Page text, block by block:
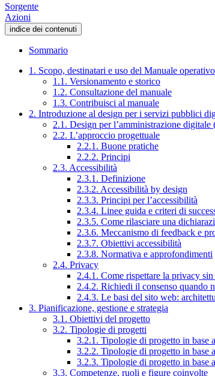
Sorgente
Azioni
indice dei contenuti
Sommario
1. Scopo, destinatari e uso del Manuale
1.1. Versionamento e storico
1.2. Consultazione del manuale
1.3. Contribuisci al manuale
2. Introduzione al design per i servizi pubblici
2.1. Design per l’amministrazione digitale
2.2. L’approccio progettuale
2.2.1. Buone pratiche
2.2.2. Principi
2.3. Accessibilità
2.3.1. Definizione
2.3.2. Accessibilità by design
2.3.3. Principi per l’accessibilità
2.3.4. Linee guida e criteri di
2.3.5. Come rilasciare una
2.3.6. Meccanismo di feedback e
2.3.7. Obiettivi accessibilità
2.3.8. Normativa e approfondimenti
2.4. Privacy
2.4.1. Come rispettare la privacy
2.4.2. Richiedi il consenso quando
2.4.3. Le basi del sito web:
3. Pianificazione, gestione e strategia
3.1. Obiettivi del progetto
3.2. Tipologie di progetti
3.2.1. Tipologie di progetto in base
3.2.2. Tipologie di progetto in base
3.2.3. Tipologie di progetto in base
3.3. Competenze, ruoli e figure coinvolte